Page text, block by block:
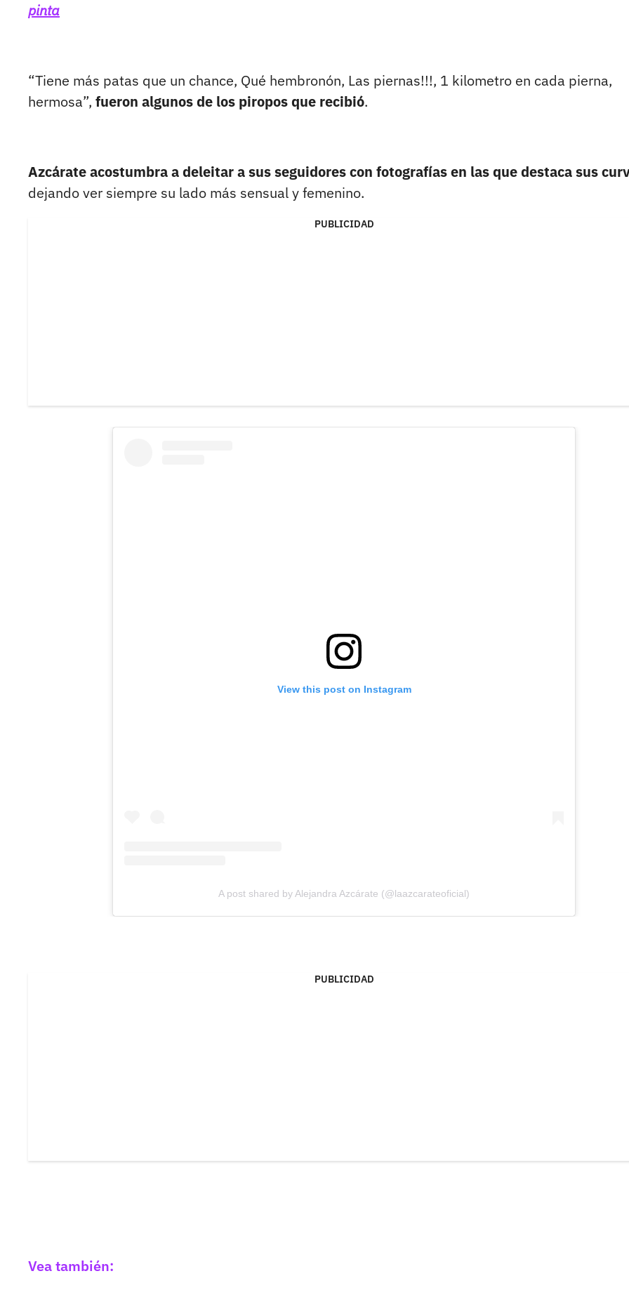
pinta
“Tiene más patas que un chance, Qué hembronón, Las piernas!!!, 1 kilometro en cada pierna,
hermosa”, fueron algunos de los piropos que recibió.
Azcárate acostumbra a deleitar a sus seguidores con fotografías en las que destaca sus
dejando ver siempre su lado más sensual y femenino.
PUBLICIDAD
View this post on Instagram
A post shared by Alejandra Azcárate (@laazcarateoficial)
PUBLICIDAD
Vea también: